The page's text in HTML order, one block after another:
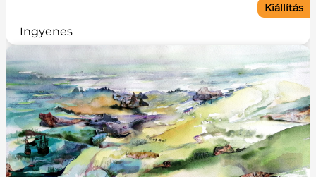
Ingyenes
Kiállítás